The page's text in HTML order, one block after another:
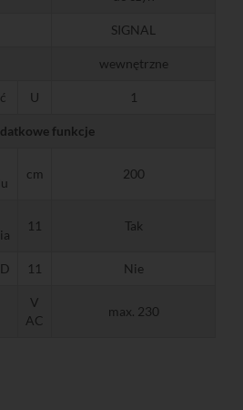
SIGNAL
wewnętrzne
U 1
funkcje
cm 200
11 Tak
11 Nie
V
AC
max. 230